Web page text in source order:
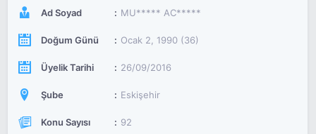
Ad Soyad MU***** AC*****
Doğum Günü Ocak 2, 1990 (36)
Üyelik Tarihi 26/09/2016
Şube Eskişehir
Konu Sayısı 92